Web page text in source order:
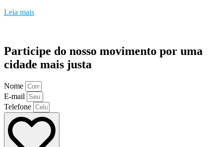
Leia mais
Participe do nosso movimento por uma
cidade mais justa
Nome
E-mail
Telefone